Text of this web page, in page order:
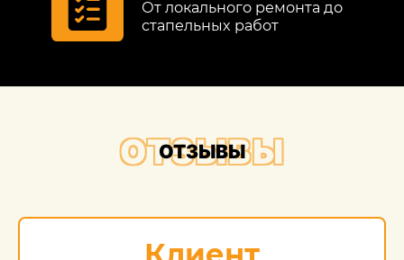
От локального ремонта до
стапельных работ
ОТЗЫВЫ
ОТЗЫВЫ